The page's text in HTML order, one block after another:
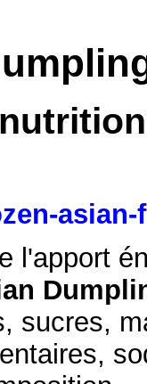
l'apport
sucres,